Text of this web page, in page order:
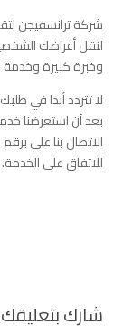
شركة ترانسفيجن
لنقل أغراضك
وخبرة كبيرة وخدمة
لا تتردد أبدا في
بعد أن استعرضنا
الاتصال بنا على
للاتفاق على الخدمة.
شارك بتعليقك